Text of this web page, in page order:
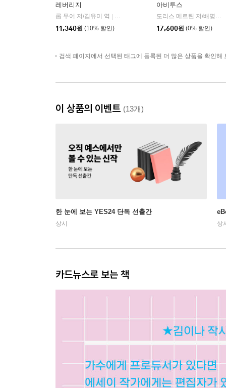
레버리지
롭 무어 저/김유미 역 |
11,340원 (10% 할인)
아비투스
17,600원 (0% 할인)
검색 페이지에서 선택된 태그에 등록된 더 많은 상품을 확인해
이 상품의 이벤트 (13개)
한 눈에 보는 YES24 단독 선출간
상시 상
카드뉴스로 보는 책